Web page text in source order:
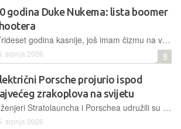
godina Duke Nukema: lista boomer
"Trideset godina kasnije, još imam čizmu na vratu loših pucačina!" Izvukli smo najveće puške, otvorili tajne prolaze i rangirali igre koje imaju muda stati uz Dukea
srpnja 2026. 9
Porsche projurio ispod
zrakoplova na svijetu
Inženjeri Stratolauncha i Porschea udružili su snage u pustinji Mojave kako bi izveli dosad neviđeni izazov – prolazak električnog automobila ispod najvećeg zrakoplova na svijetu u trenutku uzlijetanja
srpnja 2026.